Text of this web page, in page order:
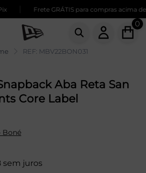
Frete GRÁTIS para compras acima de
0
REF: MBV22BON031
Aba Reta San
Core Label
Boné
sem juros